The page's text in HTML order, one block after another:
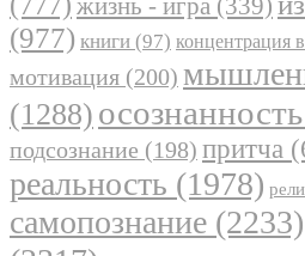
жизнь - игра (339)
(977) книги (97) концентрация
мотивация (200)
(1288) осознанность
подсознание (198) притча
реальность (1978)
самопознание (2233)